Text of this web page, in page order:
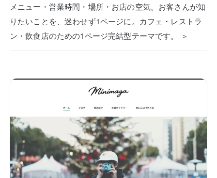
メニュー・営業時間・場所・お店の空気。お客さんが知
りたいことを、迷わせず1ページに。カフェ・レストラ
ン・飲食店のための1ページ完結型テーマです。 ＞